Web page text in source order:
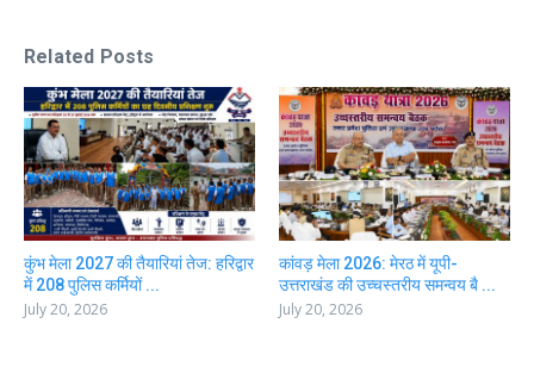
Related Posts
कुंभ मेला 2027 की तैयारियां तेज: हरिद्वार
में 208 पुलिस कर्मियों ...
July 20, 2026
कांवड़ मेला 2026: मेरठ में यूपी-
उत्तराखंड की उच्चस्तरीय समन्वय बै ...
July 20, 2026